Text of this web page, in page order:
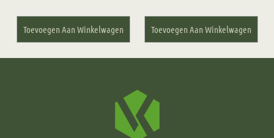
Toevoegen Aan Winkelwagen Toevoegen Aan Winkelwagen